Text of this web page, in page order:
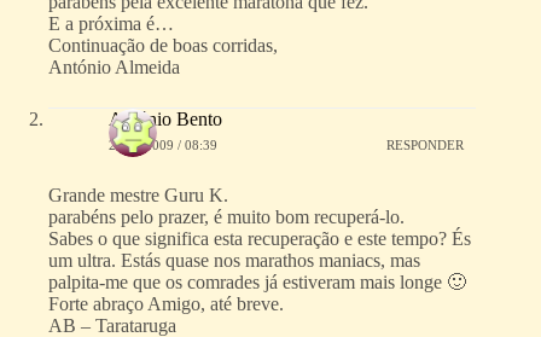
E a próxima é…
Continuação de boas corridas,
António Almeida
António Bento
25/02/2009 / 08:39 RESPONDER
Grande mestre Guru K.
parabéns pelo prazer, é muito bom recuperá-lo.
Sabes o que significa esta recuperação e este tempo? És
um ultra. Estás quase nos marathos maniacs, mas
palpita-me que os comrades já estiveram mais longe 🙂
Forte abraço Amigo, até breve.
AB – Tarataruga